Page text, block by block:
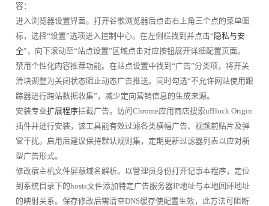
容：
进入浏览器设置界面。打开谷歌浏览器后点击右上角三个点的菜单图
标，选择“设置”选项进入控制中心。在左侧栏找到并点击“隐私与安
全”，向下滚动至“站点设置”区域点击对应按钮展开详细配置页面。
禁用个性化内容推荐功能。在站点设置中找到“广告”分类项，将开关
滑块调整为关闭状态阻止动态广告推送。同时勾选“不允许网站使用跟
踪器进行跨站数据收集”，减少定向营销信息的生成来源。
安装专业扩展程序拦截广告。访问Chrome应用商店搜索uBlock Origin
插件并进行安装，该工具能有效过滤各类横幅广告、视频前贴片及弹
窗干扰。启用后建议保持默认规则集，定期更新过滤器列表以应对新
型广告形式。
修改宿主机文件屏蔽域名解析。以管理员身份打开记事本程序，定位
到系统目录下的hosts文件添加特定广告服务器IP地址与本地回环地址
的映射关系。保存修改后需清空DNS缓存使配置生效，此方法可阻断